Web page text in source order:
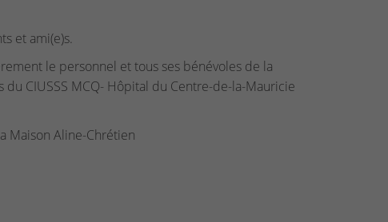
et ami(e)s.
le personnel et tous ses bénévoles de la
CIUSSS MCQ- Hôpital du Centre-de-la-Mauricie
Maison Aline-Chrétien